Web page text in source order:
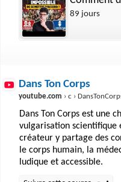
89 jours
Dans Ton Corps
youtube.com › c ›
Dans Ton Corps est une
vulgarisation scientifique
créateur y partage des
le corps humain, la
ludique et accessible.